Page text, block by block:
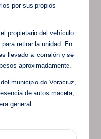
por sus propios
propietario del vehículo
retirar la unidad. En
llevado al corralón y se
aproximadamente.
municipio de Veracruz,
de autos maceta,
general.